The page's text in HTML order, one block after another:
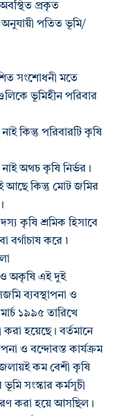
প্রকৃত
অনুযায়ী পতিত ভূমি/
সংশোধনী মতে
ভূমিহীন পরিবার
কিন্তু পরিবারটি কৃষি
অথচ কৃষি নির্ভর।
আছে কিন্তু মোট জমির
কৃষি শ্রমিক হিসাবে
বর্গাচাষ করে ৷
ও অকৃষি এই দুই
ব্যবস্থাপনা ও
১৯৯৫ তারিখে
হয়েছে। বর্তমানে
ও বন্দোবস্ত কার্যক্রম
কম বেশী কৃষি
সংস্কার কর্মসূচী
করা হয়ে আসছিল।